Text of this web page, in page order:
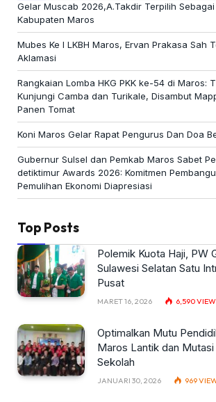
Gelar Muscab 2026,A.Takdir Terpilih Sebagai
Kabupaten Maros
Mubes Ke I LKBH Maros, Ervan Prakasa Sah
Aklamasi
Rangkaian Lomba HKG PKK ke-54 di Maros:
Kunjungi Camba dan Turikale, Disambut
Panen Tomat
Koni Maros Gelar Rapat Pengurus Dan Doa
Gubernur Sulsel dan Pemkab Maros Sabet
detiktimur Awards 2026: Komitmen
Pemulihan Ekonomi Diapresiasi
Top Posts
Polemik Kuota Haji, PW
Sulawesi Selatan Satu
Pusat
MARET 16, 2026 6,590
Optimalkan Mutu
Maros Lantik dan Mutasi
Sekolah
JANUARI 30, 2026 969